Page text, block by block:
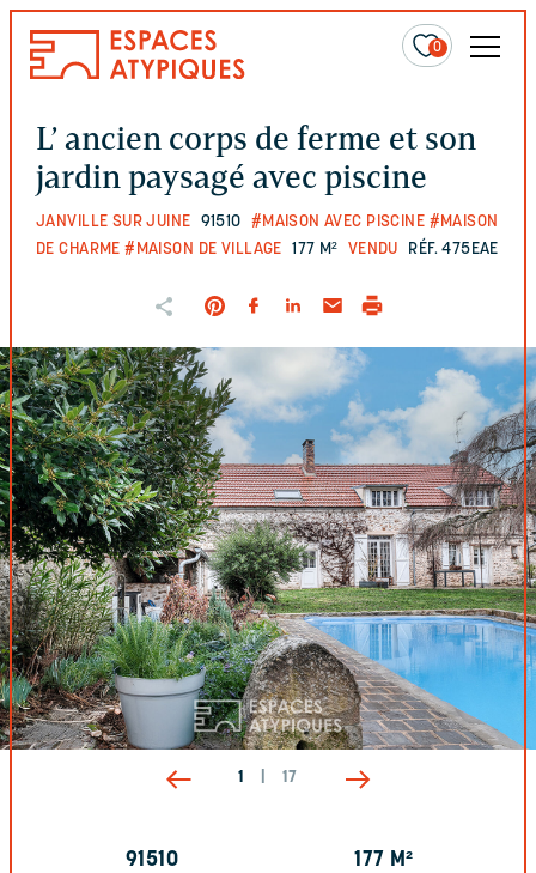
0
L’ ancien corps de ferme et son
jardin paysagé avec piscine
JANVILLE SUR JUINE 91510 #MAISON AVEC PISCINE #MAISON
DE CHARME #MAISON DE VILLAGE 177 M² VENDU RÉF. 475EAE
1 17
91510 177 M²